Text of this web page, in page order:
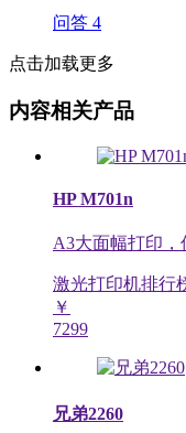
问答 4
点击加载更多
内容相关产品
HP M701n
A3大面幅打印
激光打印机排行
￥
7299
兄弟2260